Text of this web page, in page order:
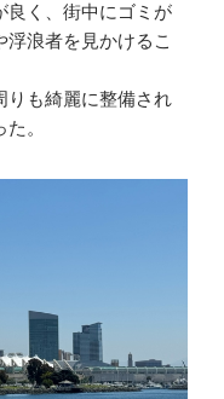
良く、街中にゴミが
浪者を見かけるこ
りも綺麗に整備され
。